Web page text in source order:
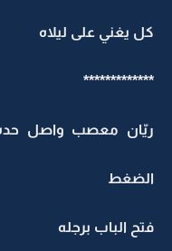
كل يغني على ليلاه
*************
ريّان معصب واصل
الضغط
فتح الباب برجله